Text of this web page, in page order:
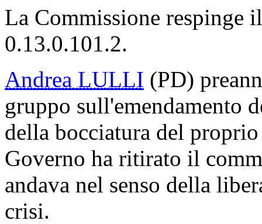
La Commissione respinge
0.13.0.101.2.
Andrea LULLI (PD)
gruppo sull'emendamento
della bocciatura del
Governo ha ritirato il
andava nel senso della
crisi.